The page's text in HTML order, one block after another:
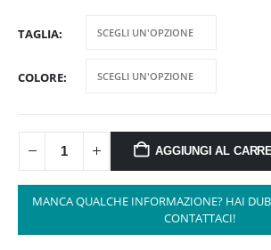
TAGLIA
COLORE
AGGIUNGI AL
MANCA QUALCHE INFORMAZIONE? HAI
CONTATTACI!